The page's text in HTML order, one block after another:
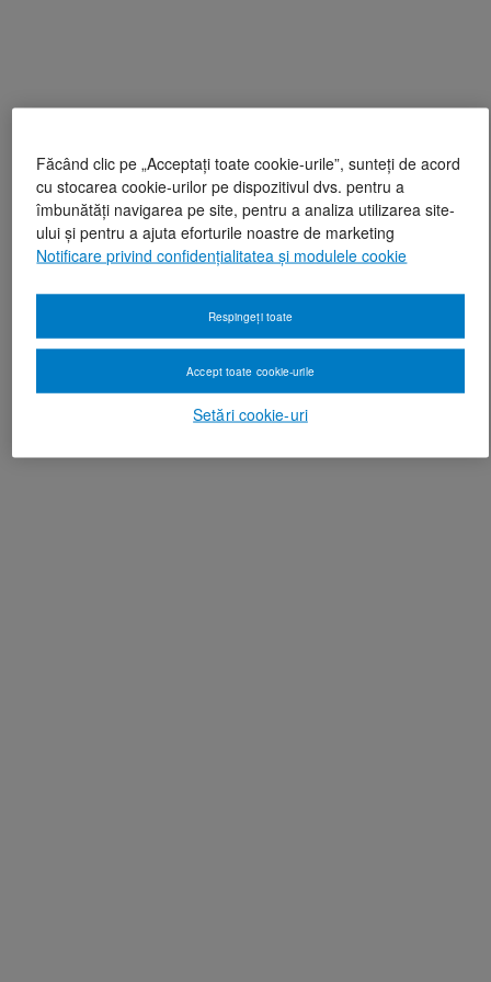
Făcând clic pe „Acceptați toate cookie-urile”, sunteți de acord
cu stocarea cookie-urilor pe dispozitivul dvs. pentru a
îmbunătăți navigarea pe site, pentru a analiza utilizarea site-
ului și pentru a ajuta eforturile noastre de marketing
Notificare privind confidențialitatea și modulele cookie
Setări cookie-uri
Respingeți toate
Accept toate cookie-urile